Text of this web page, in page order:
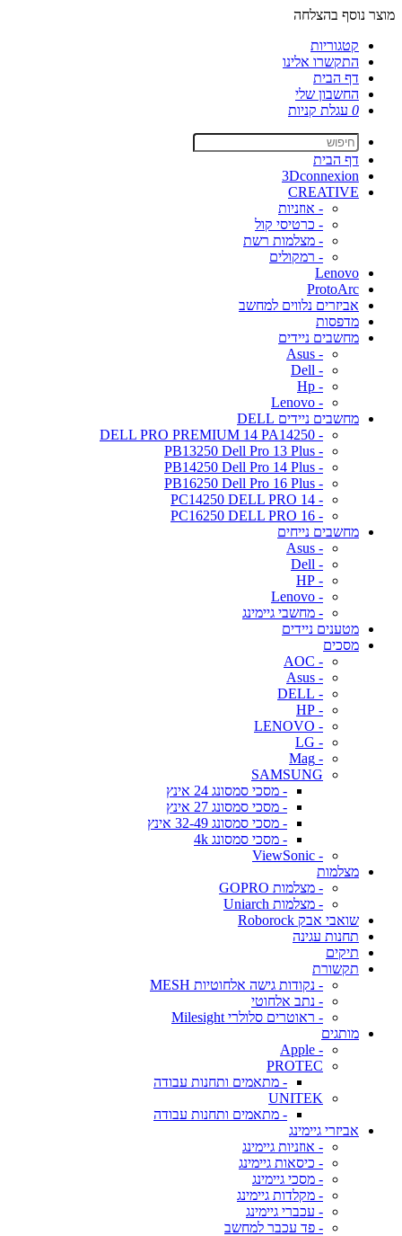
מוצר נוסף בהצלחה
קטגוריות
התקשרו אלינו
דף הבית
החשבון שלי
0 עגלת קניות
דף הבית
3Dconnexion
CREATIVE
- אוזניות
- כרטיסי קול
- מצלמות רשת
- רמקולים
Lenovo
ProtoArc
אביזרים נלווים למחשב
מדפסות
מחשבים ניידים
- Asus
- Dell
- Hp
- Lenovo
מחשבים ניידים DELL
- DELL PRO PREMIUM 14 PA14250
- PB13250 Dell Pro 13 Plus
- PB14250 Dell Pro 14 Plus
- PB16250 Dell Pro 16 Plus
- PC14250 DELL PRO 14
- PC16250 DELL PRO 16
מחשבים נייחים
- Asus
- Dell
- HP
- Lenovo
- מחשבי גיימינג
מטענים ניידים
מסכים
- AOC
- Asus
- DELL
- HP
- LENOVO
- LG
- Mag
SAMSUNG
- מסכי סמסונג 24 אינץ
- מסכי סמסונג 27 אינץ
- מסכי סמסונג 32-49 אינץ
- מסכי סמסונג 4k
- ViewSonic
מצלמות
- מצלמות GOPRO
- מצלמות Uniarch
שואבי אבק Roborock
תחנות עגינה
תיקים
תקשורת
- נקודות גישה אלחוטיות MESH
- נתב אלחוטי
- ראוטרים סלולרי Milesight
מותגים
- Apple
PROTEC
- מתאמים ותחנות עבודה
UNITEK
- מתאמים ותחנות עבודה
אביזרי גיימינג
- אוזניות גיימינג
- כיסאות גיימינג
- מסכי גיימינג
- מקלדות גיימינג
- עכברי גיימינג
- פד עכבר למחשב